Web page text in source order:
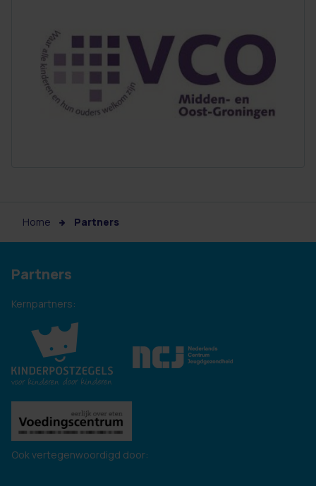
Home Partners
Partners
Kernpartners:
Ook vertegenwoordigd door: